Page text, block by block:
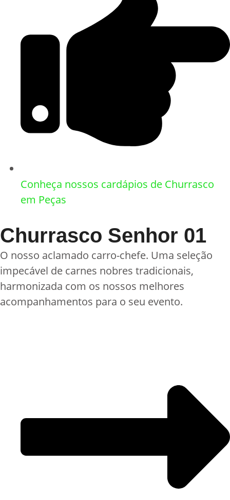
Conheça nossos cardápios de Churrasco
em Peças
Churrasco Senhor 01
O nosso aclamado carro-chefe. Uma seleção
impecável de carnes nobres tradicionais,
harmonizada com os nossos melhores
acompanhamentos para o seu evento.